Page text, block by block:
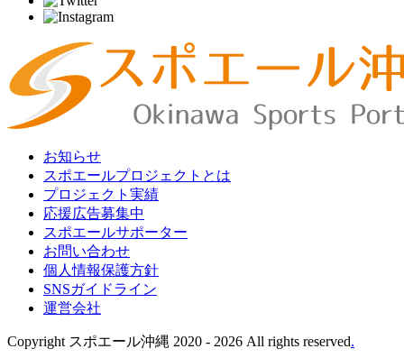
お知らせ
スポエールプロジェクトとは
プロジェクト実績
応援広告募集中
スポエールサポーター
お問い合わせ
個人情報保護方針
SNSガイドライン
運営会社
Copyright スポエール沖縄 2020 - 2026 All rights reserved.